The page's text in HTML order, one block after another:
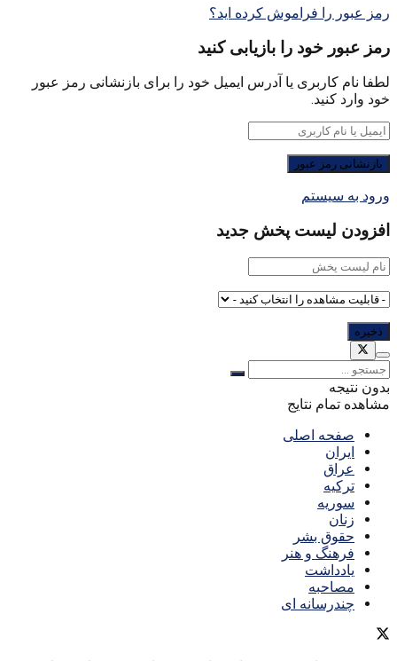
رمز عبور را فراموش کرده اید؟
رمز عبور خود را بازیابی کنید
لطفا نام کاربری یا آدرس ایمیل خود را برای بازنشانی رمز عبور
خود وارد کنید.
ورود به سیستم
افزودن لیست پخش جدید
بدون نتیجه
مشاهده تمام نتایج
صفحه اصلی
ایران
عراق
ترکیه
سوریه
زنان
حقوق بشر
فرهنگ و هنر
یادداشت
مصاحبه
چندرسانه ای